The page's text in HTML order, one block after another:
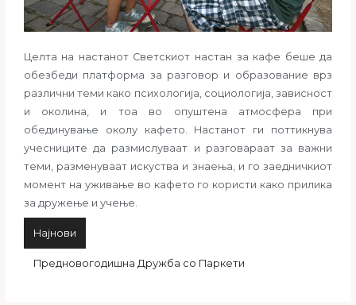
Целта на настанот Светскиот настан за кафе беше да
обезбеди платформа за разговор и образование врз
различни теми како психологија, социологија, зависност
и околина, и тоа во опуштена атмосфера при
обединување околу кафето. Настанот ги поттикнува
учесниците да размислуваат и разговараат за важни
теми, разменуваат искуства и знаења, и го заедничкиот
момент на уживање во кафето го користи како прилика
за дружење и учење.
Најнови
Предновогодишна Дружба со Паркети